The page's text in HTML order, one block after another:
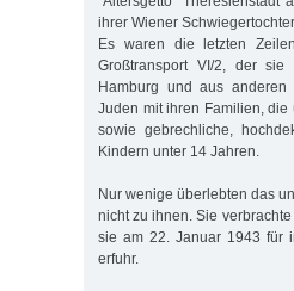
ihrer Wiener
Es waren die letzten
Großtransport VI/2, der
Hamburg und aus anderen
Juden mit ihren Familien,
sowie gebrechliche,
Kindern unter 14 Jahren.
Nur wenige überlebten das
nicht zu ihnen. Sie
sie am 22. Januar 1943 für
erfuhr.